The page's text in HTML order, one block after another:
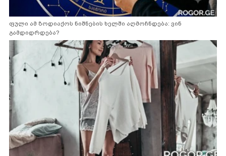
ფული ამ ზოდიაქოს ნიშნების ხელში აღმოჩნდება: ვინ
გამდიდრდება?